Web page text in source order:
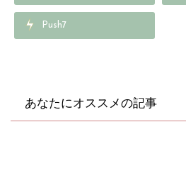
-content/plugins/sns-
count-cache/sns-count-
Push7
あなたにオススメの記事